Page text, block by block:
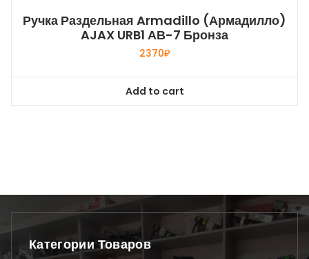
Ручка Раздельная Armadillo (Армадилло)
AJAX URB1 АВ-7 Бронза
2370₽
Add to cart
Категории Товаров